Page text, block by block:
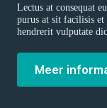
Lectus at consequat
purus at sit facilisis
hendrerit vulputate
Meer